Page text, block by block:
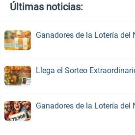
Últimas noticias:
Ganadores de la Lotería del
Llega el Sorteo
Ganadores de la Lotería del